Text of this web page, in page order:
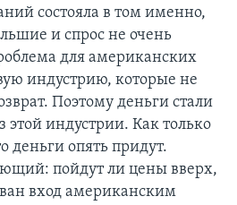
состояла в том именно,
и спрос не очень
для американских
индустрию, которые не
Поэтому деньги стали
индустрии. Как только
деньги опять придут.
пойдут ли цены вверх,
вход американским